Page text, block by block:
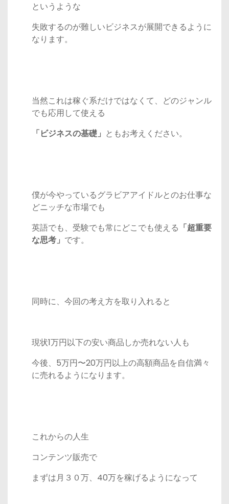
というような
失敗するのが難しいビジネスが展開できるように
なります。
当然これは稼ぐ系だけではなくて、どのジャンル
でも応用して使える
「ビジネスの基礎」 ともお考えください。
僕が今やっているグラビアアイドルとのお仕事な
どニッチな市場でも
英語でも、受験でも常にどこでも使える 「超重要
な思考」 です。
同時に、今回の考え方を取り入れると
現状1万円以下の安い商品しか売れない人も
今後、5万円〜20万円以上の高額商品を自信満々
に売れるようになります。
これからの人生
コンテンツ販売で
まずは月３０万、40万を稼げるようになって